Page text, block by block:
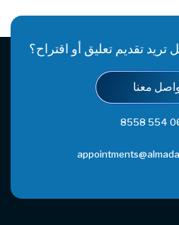
تقديم تعليق أو اقتراح؟
معنا
06 554